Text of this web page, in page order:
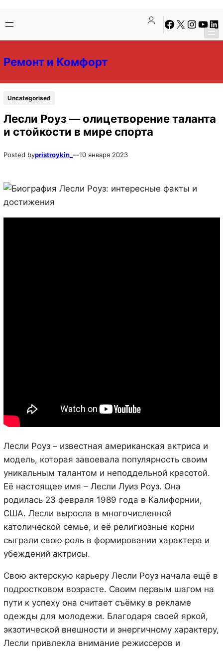
содержимому
содержимому
Facebook
X Instagram
Ремонт и Комфорт
Uncategorised
Лесли Роуз — олицетворение таланта
и стойкости в мире спорта
Posted bypristroykin_ —10 января 2023
Лесли Роуз – известная американская актриса и
модель, которая завоевала популярность своим
уникальным талантом и неподдельной красотой.
Её настоящее имя – Лесли Луиз Роуз. Она
родилась 23 февраля 1989 года в Калифорнии,
США. Лесли выросла в многочисленной
католической семье, и её религиозные корни
сыграли свою роль в формировании характера и
убеждений актрисы.
Свою актерскую карьеру Лесли Роуз начала ещё в
подростковом возрасте. Своим первым шагом на
пути к успеху она считает съёмку в рекламе
одежды для молодежи. Благодаря своей яркой,
экзотической внешности и энергичному характеру,
Лесли привлекла внимание режиссеров и